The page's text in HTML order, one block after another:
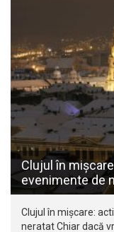
Clujul în
evenimente de
Clujul în mișcare:
neratat Chiar dacă